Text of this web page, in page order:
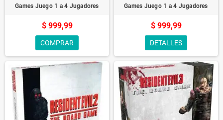
Games Juego 1 a 4 Jugadores
$ 999,99
COMPRAR
Games Juego 1 a 4 Jugadores
$ 999,99
DETALLES